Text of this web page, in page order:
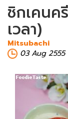
ชิกเคนค
เวลา)
Mitsubachi
03 Aug 2555